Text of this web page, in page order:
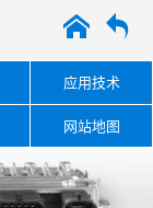
A O
应用技术
网站地图